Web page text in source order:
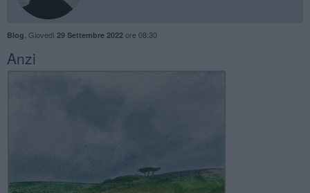
Blog Giovedì 29 Settembre 2022ore 08:30
Anzi